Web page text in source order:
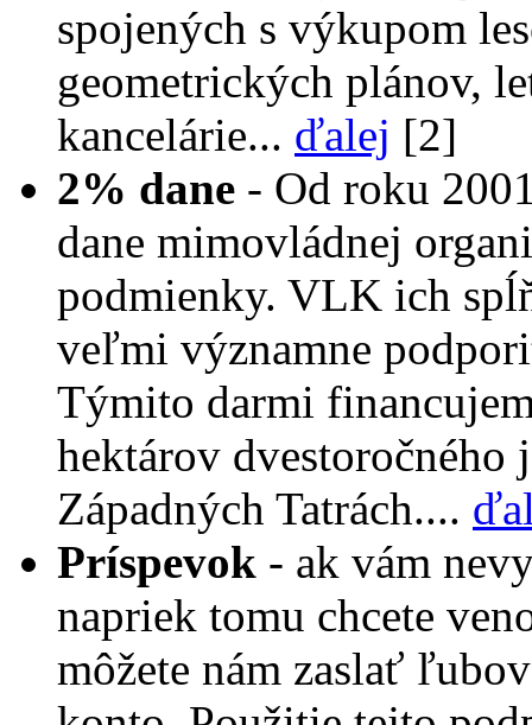
spojených s výkupom
geometrických plánov,
kancelárie... ďalej [2]
2% dane - Od roku
dane mimovládnej
podmienky. VLK ich
veľmi významne
Týmito darmi
hektárov
Západných Tatrách....
Príspevok - ak vám
napriek tomu chcete
môžete nám zaslať